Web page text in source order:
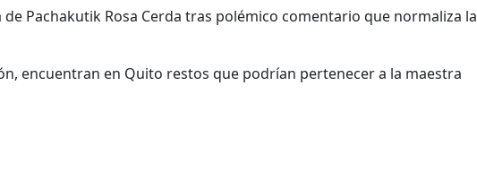
Pachakutik Rosa Cerda tras polémico comentario que normaliza la
encuentran en Quito restos que podrían pertenecer a la maestra